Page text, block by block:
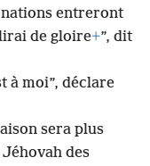
entreront
de gloire+”, dit
à moi”, déclare
sera plus
Jéhovah des